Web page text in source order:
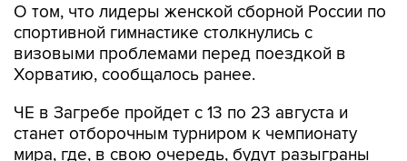
О том, что лидеры женской сборной России по
спортивной гимнастике столкнулись с
визовыми проблемами перед поездкой в
Хорватию, сообщалось ранее.
ЧЕ в Загребе пройдет с 13 по 23 августа и
станет отборочным турниром к чемпионату
мира, где, в свою очередь, будут разыграны